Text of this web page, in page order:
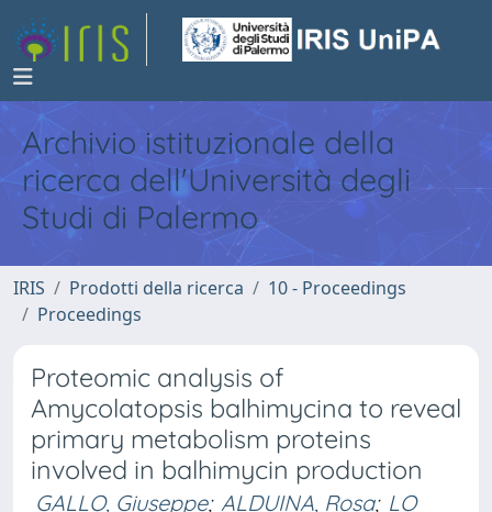
Archivio istituzionale della
ricerca dell'Università degli
Studi di Palermo
IRIS Prodotti della ricerca
10 - Proceedings
Proceedings
Proteomic analysis of
Amycolatopsis balhimycina to reveal
primary metabolism proteins
involved in balhimycin production
GALLO, Giuseppe; ALDUINA, Rosa; LO